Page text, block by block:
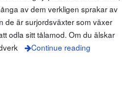
av dem verkligen sprakar av
de är surjordsväxter som växer
odla sitt tålamod. Om du älskar
Continue reading